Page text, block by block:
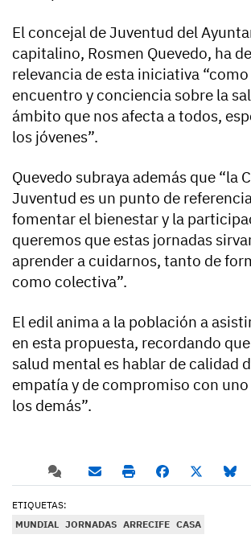
El concejal de Juventud del
capitalino, Rosmen Quevedo, ha
relevancia de esta iniciativa
encuentro y conciencia sobre la
ámbito que nos afecta a todos,
los jóvenes”.
Quevedo subraya además que “la
Juventud es un punto de
fomentar el bienestar y la
queremos que estas jornadas
aprender a cuidarnos, tanto de
como colectiva”.
El edil anima a la población a
en esta propuesta, recordando
salud mental es hablar de calidad
empatía y de compromiso con
los demás”.
ETIQUETAS:
MUNDIAL
JORNADAS ARRECIFE CASA